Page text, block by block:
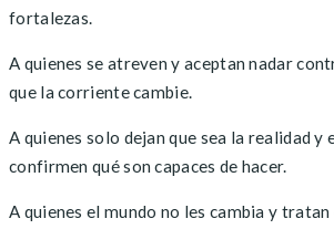
fortalezas.
A quienes se atreven y aceptan nadar
que la corriente cambie.
A quienes solo dejan que sea la realidad y
confirmen qué son capaces de hacer.
A quienes el mundo no les cambia y